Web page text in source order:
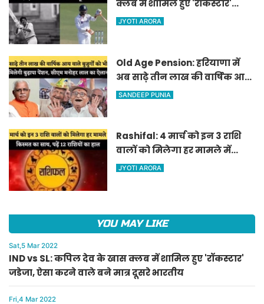
क्लब में शामिल हुए 'रॉकस्टार'
जडेजा, ऐसा करने वाले बने मात्र
JYOTI ARORA
Old Age Pension: हरियाणा में
अब साढ़े तीन लाख की वार्षिक आय
वाले बुजुर्गों को भी मिलेगी बुढ़ापा
SANDEEP PUNIA
Rashifal: 4 मार्च को इन 3 राशि
वालों को मिलेगा हर मामले में
किस्मत का साथ, पढ़ें 12 राशियों का
JYOTI ARORA
YOU MAY LIKE
Sat,5 Mar 2022
IND vs SL: कपिल देव के खास क्लब में शामिल हुए 'रॉकस्टार'
जडेजा, ऐसा करने वाले बने मात्र दूसरे भारतीय
Fri,4 Mar 2022